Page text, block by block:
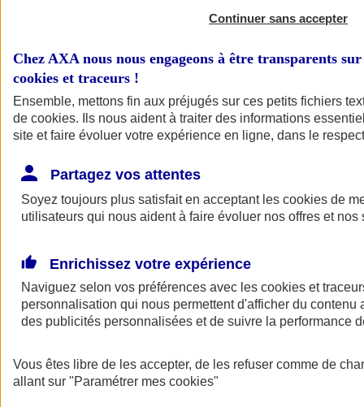
AXA Assurance
Continuer sans accepter
Chez AXA nous nous engageons à être transparents
cookies et traceurs !
Ensemble, mettons fin aux préjugés sur ces petits fichiers
de cookies. Ils nous aident à traiter des informations
site et faire évoluer votre expérience en ligne, dans le
Partagez vos attentes
Soyez toujours plus satisfait en acceptant les cookies de
utilisateurs qui nous aident à faire évoluer nos offres et nos
Enrichissez votre expérience
Naviguez selon vos préférences avec les cookies et
personnalisation qui nous permettent d'afficher du contenu
des publicités personnalisées et de suivre la performance
Vous êtes libre de les accepter, de les refuser comme de
allant sur "Paramétrer mes cookies"